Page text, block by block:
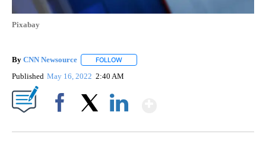
Pixabay
By CNN Newsource FOLLOW
Published May 16, 2022 2:40 AM